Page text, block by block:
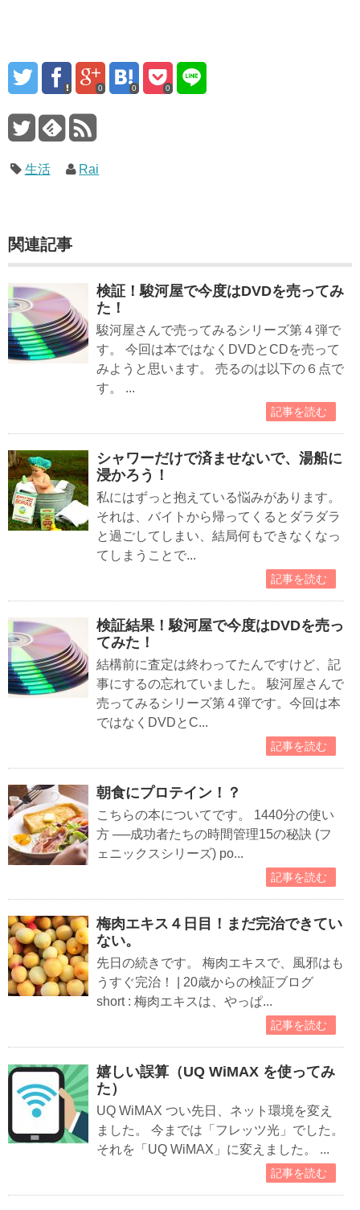
0 0 0
生活 Rai
関連記事
検証！駿河屋で今度はDVDを売ってみ
た！
駿河屋さんで売ってみるシリーズ第４弾で
す。 今回は本ではなくDVDとCDを売って
みようと思います。 売るのは以下の６点で
す。 ...
記事を読む
シャワーだけで済ませないで、湯船に
浸かろう！
私にはずっと抱えている悩みがあります。
それは、バイトから帰ってくるとダラダラ
と過ごしてしまい、結局何もできなくなっ
てしまうことで...
記事を読む
検証結果！駿河屋で今度はDVDを売っ
てみた！
結構前に査定は終わってたんですけど、記
事にするの忘れていました。 駿河屋さんで
売ってみるシリーズ第４弾です。今回は本
ではなくDVDとC...
記事を読む
朝食にプロテイン！？
こちらの本についてです。 1440分の使い
方 ──成功者たちの時間管理15の秘訣 (フ
ェニックスシリーズ) po...
記事を読む
梅肉エキス４日目！まだ完治できてい
ない。
先日の続きです。 梅肉エキスで、風邪はも
うすぐ完治！ | 20歳からの検証ブログ
short : 梅肉エキスは、やっぱ...
記事を読む
嬉しい誤算（UQ WiMAX を使ってみ
た）
UQ WiMAX つい先日、ネット環境を変え
ました。 今までは「フレッツ光」でした。
それを「UQ WiMAX」に変えました。 ...
記事を読む